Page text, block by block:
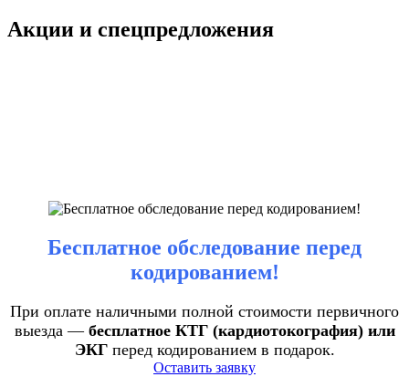
Акции и спецпредложения
Бесплатное обследование перед
кодированием!
При оплате наличными полной стоимости первичного
выезда — бесплатное КТГ (кардиотокография) или
ЭКГперед кодированием в подарок.
Оставить заявку